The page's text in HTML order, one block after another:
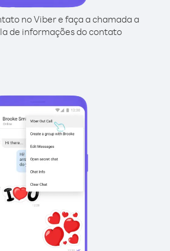
no Viber e faça a chamada a
de informações do contato